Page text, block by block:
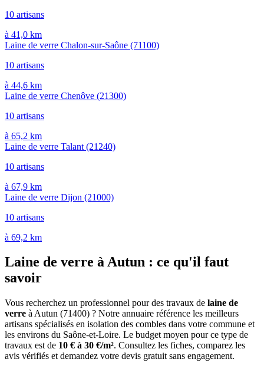
10 artisans
à 41,0 km
Laine de verre Chalon-sur-Saône (71100)
10 artisans
à 44,6 km
Laine de verre Chenôve (21300)
10 artisans
à 65,2 km
Laine de verre Talant (21240)
10 artisans
à 67,9 km
Laine de verre Dijon (21000)
10 artisans
à 69,2 km
Laine de verre à Autun : ce qu'il faut
savoir
Vous recherchez un professionnel pour des travaux de laine de
verre à Autun (71400) ? Notre annuaire référence les meilleurs
artisans spécialisés en isolation des combles dans votre commune et
les environs du Saône-et-Loire. Le budget moyen pour ce type de
travaux est de 10 € à 30 €/m². Consultez les fiches, comparez les
avis vérifiés et demandez votre devis gratuit sans engagement.